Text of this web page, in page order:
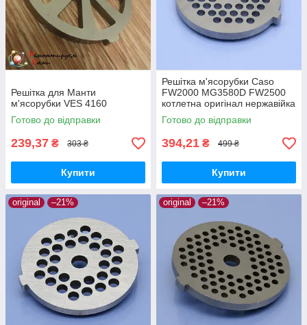
Решітка для Манти
м'ясорубки VES 4160
Готово до відправки
239,37 ₴ 303 ₴
Купити
Решітка м'ясорубки Caso
FW2000 MG3580D FW2500
котлетна оригінал нержавійка
Готово до відправки
394,21 ₴ 499 ₴
Купити
original –21% original –21%